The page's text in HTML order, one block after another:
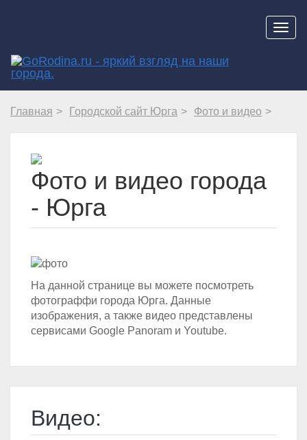
Главная Городской сайт Юрга Фото и видео
Фото и видео города
- Юрга
На данной странице вы можете посмотреть
фотограффи города Юрга. Данные
изображения, а также видео представлены
сервисами Google Panoram и Youtube.
Видео: